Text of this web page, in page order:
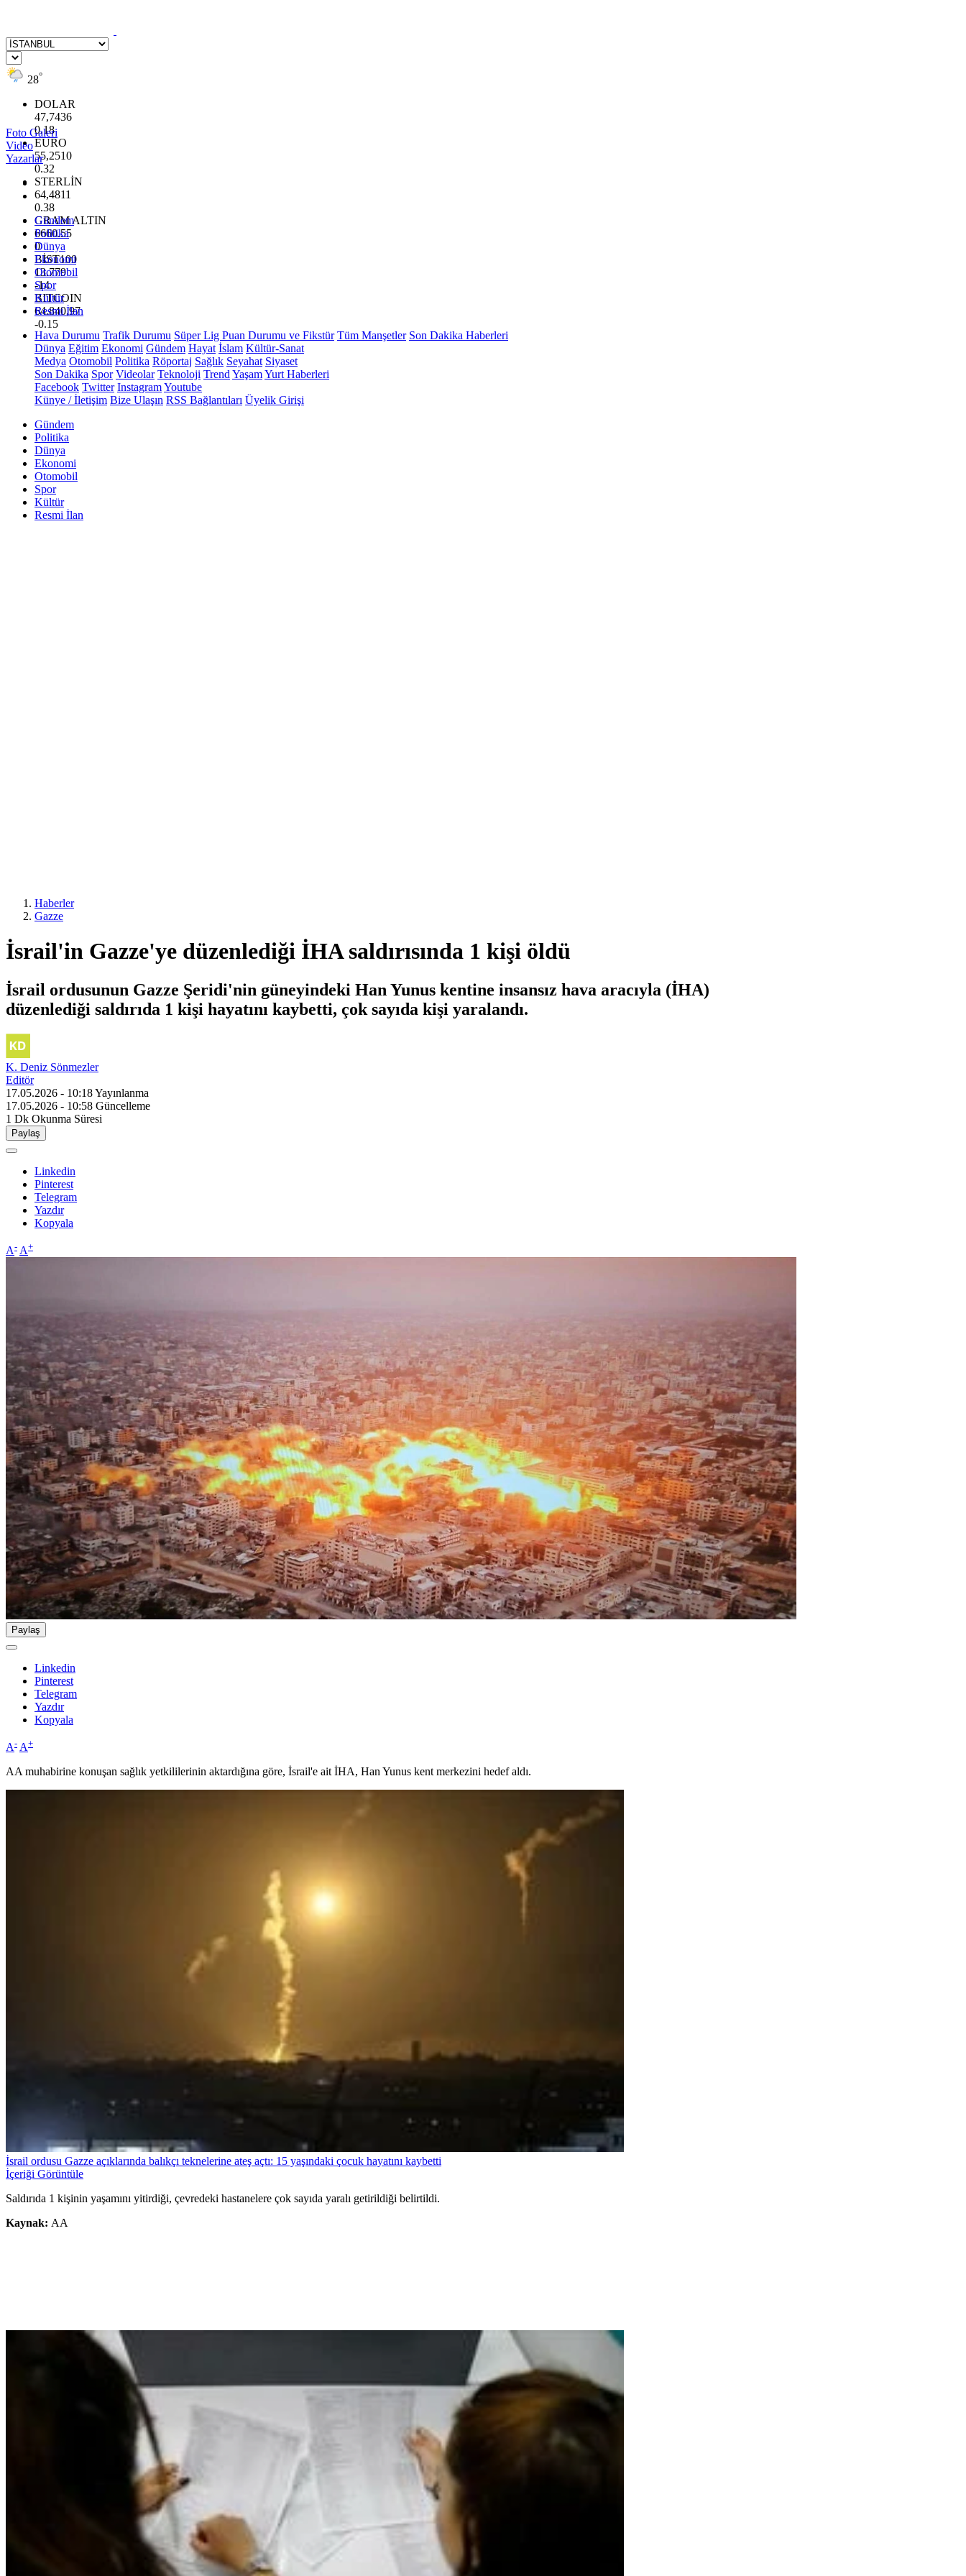
28°
DOLAR
47,7436
0.18
EURO
55,2510
0.32
STERLİN
64,4811
0.38
GRAM ALTIN
6660.55
0
BİST100
13.779
-14
BITCOIN
64.840,97
-0.15
Foto Galeri
Video
Yazarlar
Gündem
Politika
Dünya
Ekonomi
Otomobil
Spor
Kültür
Resmi İlan
Hava Durumu Trafik Durumu Süper Lig Puan Durumu ve Fikstür Tüm Manşetler Son Dakika Haberleri
Dünya Eğitim Ekonomi Gündem Hayat İslam Kültür-Sanat
Medya Otomobil Politika Röportaj Sağlık Seyahat Siyaset
Son Dakika Spor Videolar Teknoloji Trend YaşamYurt Haberleri
Facebook Twitter InstagramYoutube
Künye / İletişim Bize Ulaşın RSS Bağlantıları Üyelik Girişi
Gündem
Politika
Dünya
Ekonomi
Otomobil
Spor
Kültür
Resmi İlan
Haberler
Gazze
İsrail'in Gazze'ye düzenlediği İHA saldırısında 1 kişi öldü
İsrail ordusunun Gazze Şeridi'nin güneyindeki Han Yunus kentine insansız hava aracıyla (İHA)
düzenlediği saldırıda 1 kişi hayatını kaybetti, çok sayıda kişi yaralandı.
K. Deniz Sönmezler
Editör
17.05.2026 - 10:18Yayınlanma
17.05.2026 - 10:58 Güncelleme
1 Dk Okunma Süresi
Paylaş
Linkedin
Pinterest
Telegram
Yazdır
Kopyala
A- A+
Paylaş
Linkedin
Pinterest
Telegram
Yazdır
Kopyala
A- A+
AA muhabirine konuşan sağlık yetkililerinin aktardığına göre, İsrail'e ait İHA, Han Yunus kent merkezini hedef aldı.
İsrail ordusu Gazze açıklarında balıkçı teknelerine ateş açtı: 15 yaşındaki çocuk hayatını kaybetti
İçeriği Görüntüle
Saldırıda 1 kişinin yaşamını yitirdiği, çevredeki hastanelere çok sayıda yaralı getirildiği belirtildi.
Kaynak: AA